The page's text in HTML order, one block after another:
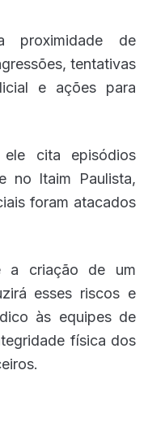
proximidade de
tentativas
e ações para
cita episódios
no Itaim Paulista,
foram atacados
a criação de um
esses riscos e
às equipes de
física dos